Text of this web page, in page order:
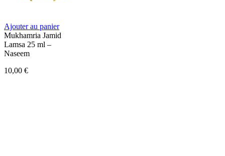
Ajouter au panier
Mukhamria Jamid
Lamsa 25 ml –
Naseem
10,00 €